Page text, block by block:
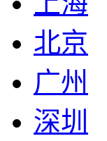
北京
广州
深圳